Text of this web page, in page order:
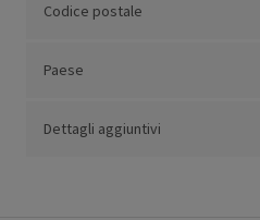
Codice postale
Paese
Dettagli aggiuntivi